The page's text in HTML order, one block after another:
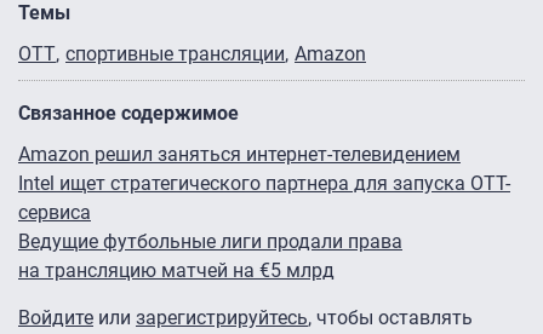
Темы
OTT спортивные трансляции Amazon
Связанное содержимое
Amazon решил заняться интернет-телевидением
Intel ищет стратегического партнера для запуска OTT-
сервиса
Ведущие футбольные лиги продали права
на трансляцию матчей на €5 млрд
Войдите или зарегистрируйтесь, чтобы оставлять